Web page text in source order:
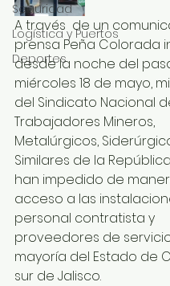
Seguridad
Logística y Puertos
Deportes
A través  de un
prensa Peña Colorada
desde la noche del
miércoles 18 de mayo,
del Sindicato Nacional
Trabajadores Mineros,
Metalúrgicos,
Similares de la
han impedido de
acceso a las
personal contratista y
proveedores de
mayoría del Estado de
sur de Jalisco.